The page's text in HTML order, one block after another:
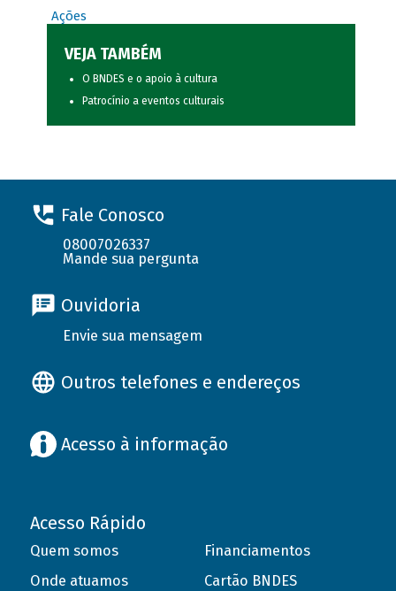
Ações
VEJA TAMBÉM
O BNDES e o apoio à cultura
Patrocínio a eventos culturais
Fale Conosco
08007026337
Mande sua pergunta
Ouvidoria
Envie sua mensagem
Outros telefones e endereços
Acesso à informação
Acesso Rápido
Quem somos
Onde atuamos
Financiamentos
Cartão BNDES